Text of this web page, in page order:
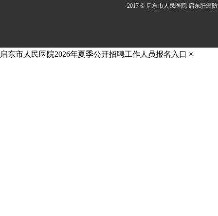
2017 © 启东市人民医院 启东肝癌
启东市人民医院2026年夏季公开招聘工作人员报名入口 ×